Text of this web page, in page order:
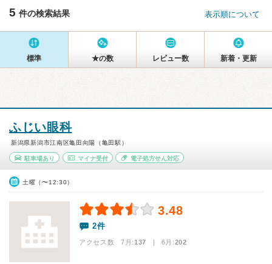
5 件の検索結果 表示順について
標準 ★の数 レビュー数 新着・更新
ふじい眼科
新潟県新潟市江南区亀田向陽（亀田駅）
駐車場あり マイナ受付 電子処方せん対応
土曜（〜12:30）
3.48
2件
アクセス数 7月:137 | 6月:202